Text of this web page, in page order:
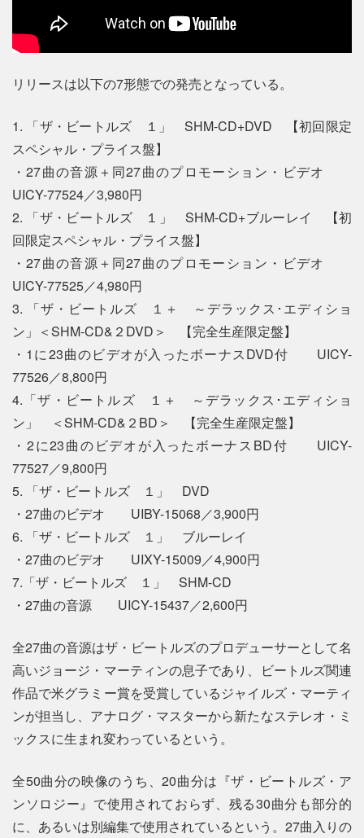
リリースは以下の7形態での発売となっている。
1. 「ザ・ビートルズ １」 SHM-CD+DVD 【初回限定
スペシャル・プライス盤】
・27曲の音源＋同27曲のプロモーション・ビデオ
UICY-77524／3,980円
2. 「ザ・ビートルズ １」 SHM-CD+ブルーレイ 【初
回限定スペシャル・プライス盤】
・27曲の音源＋同27曲のプロモーション・ビデオ
UICY-77525／4,980円
3. 「ザ・ビートルズ １＋ ～デラックス･エディショ
ン」＜SHM-CD&２DVD＞ 【完全生産限定盤】
・1に23曲のビデオが入ったボーナスDVD付 UICY-
77526／8,800円
4.「ザ・ビートルズ １＋ ～デラックス･エディショ
ン」 ＜SHM-CD&２BD＞ 【完全生産限定盤】
・2に23曲のビデオが入ったボーナスBD付 UICY-
77527／9,800円
5. 「ザ・ビートルズ １」 DVD
・27曲のビデオ UIBY-15068／3,900円
6. 「ザ・ビートルズ １」 ブルーレイ
・27曲のビデオ UIXY-15009／4,900円
7.「ザ・ビートルズ １」 SHM-CD
・27曲の音源 UICY-15437／2,600円
全27曲の音源はザ・ビートルズのプロデューサーとして名
高いジョージ・マーティンの息子であり、ビートルズ関連
作品で米グラミー賞を受賞しているジャイルズ・マーティ
ンが担当し、アナログ・マスターから新たなステレオ・ミ
ックスに生まれ変わっているという。
全50曲分の映像のうち、20曲分は『ザ・ビートルズ・ア
ンソロジー』で使用されておらず、残る30曲分も部分的
に、あるいは別編集で使用されているという。27曲入りの